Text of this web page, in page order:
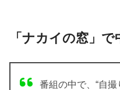
「ナカイの窓」
番組の中で、“自